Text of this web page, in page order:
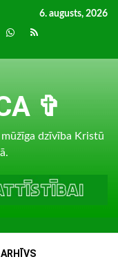
6. augusts, 2026
whatsapp
RSS
✞
dzīvība Kristū
ARHĪVS